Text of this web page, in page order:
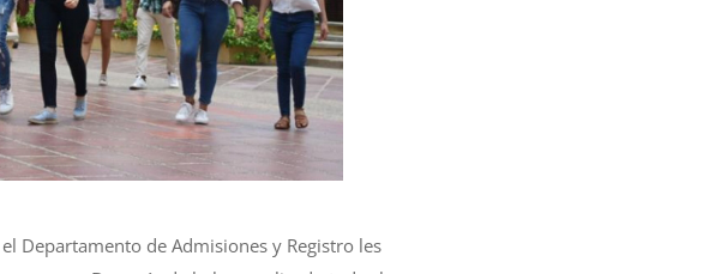
Departamento de Admisiones y Registro les